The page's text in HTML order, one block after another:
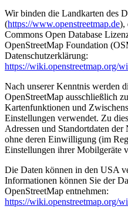
Wir binden die Landkarten des
(https://www.openstreetmap.de),
Commons Open Database
OpenStreetMap Foundation
Datenschutzerklärung:
https://wiki.openstreetmap.org/
Nach unserer Kenntnis werden
OpenStreetMap ausschließlich
Kartenfunktionen und
Einstellungen verwendet. Zu
Adressen und Standortdaten
ohne deren Einwilligung (im
Einstellungen ihrer Mobilgeräte
Die Daten können in den USA
Informationen können Sie der
OpenStreetMap entnehmen:
https://wiki.openstreetmap.org/